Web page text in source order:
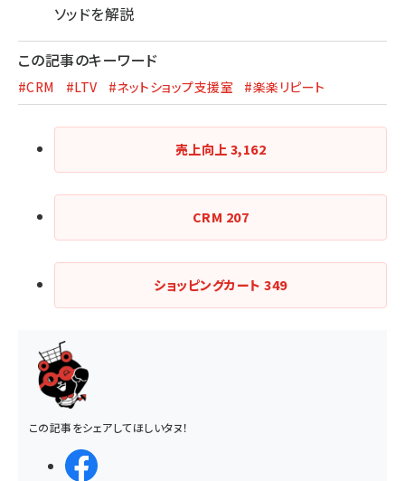
ソッドを解説
この記事のキーワード
#CRM #LTV #ネットショップ支援室 #楽楽リピート
売上向上 3,162
CRM 207
ショッピングカート349
この記事をシェアしてほしいタヌ！